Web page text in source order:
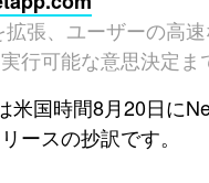
張、ユーザーの高
行可能な意思決定ま
米国時間8月20日に
ースの抄訳です。